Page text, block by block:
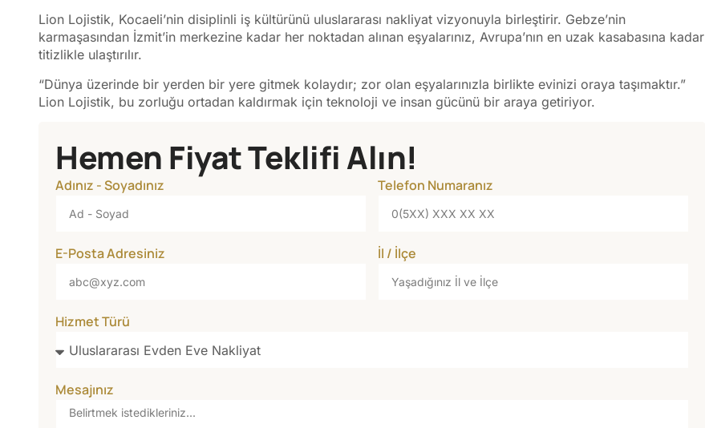
Lion Lojistik, Kocaeli’nin disiplinli iş kültürünü uluslararası nakliyat vizyonuyla birleştirir. Gebze’nin
karmaşasından İzmit’in merkezine kadar her noktadan alınan eşyalarınız, Avrupa’nın en uzak kasabasına kadar
titizlikle ulaştırılır.
“Dünya üzerinde bir yerden bir yere gitmek kolaydır; zor olan eşyalarınızla birlikte evinizi oraya taşımaktır.”
Lion Lojistik, bu zorluğu ortadan kaldırmak için teknoloji ve insan gücünü bir araya getiriyor.
Hemen Fiyat Teklifi Alın!
Adınız - Soyadınız Telefon Numaranız
E-Posta Adresiniz İl / İlçe
Hizmet Türü
Mesajınız